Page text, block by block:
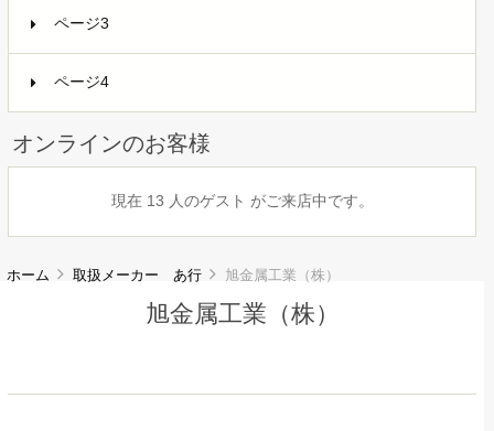
ページ3
ページ4
オンラインのお客様
現在 13 人のゲスト がご来店中です。
ホーム 取扱メーカー あ行 旭金属工業（株）
旭金属工業（株）